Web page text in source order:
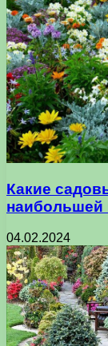
Какие
наибольшей
04.02.2024